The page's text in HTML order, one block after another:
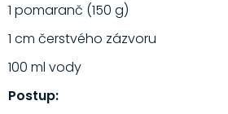
1 pomaranč (150 g)
1 cm čerstvého zázvoru
100 ml vody
Postup: